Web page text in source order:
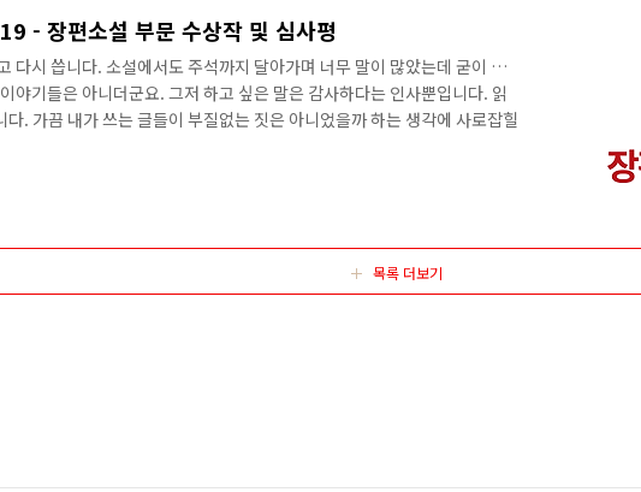
- 장편소설 부문 수상작 및 심사평
다시 씁니다. 소설에서도 주석까지 달아가며 너무 말이 많았는데 굳이 길게
야기들은 아니더군요. 그저 하고 싶은 말은 감사하다는 인사뿐입니다. 읽
다. 가끔 내가 쓰는 글들이 부질없는 짓은 아니었을까 하는 생각에 사로잡힐
안쪽의 기준으로도 나무랄 데 없이 높은 완성도에 도달한 이 작품을 접하면
와 추론을 설득력 있게 펼친 작품이다. 이야기..
목록 더보기